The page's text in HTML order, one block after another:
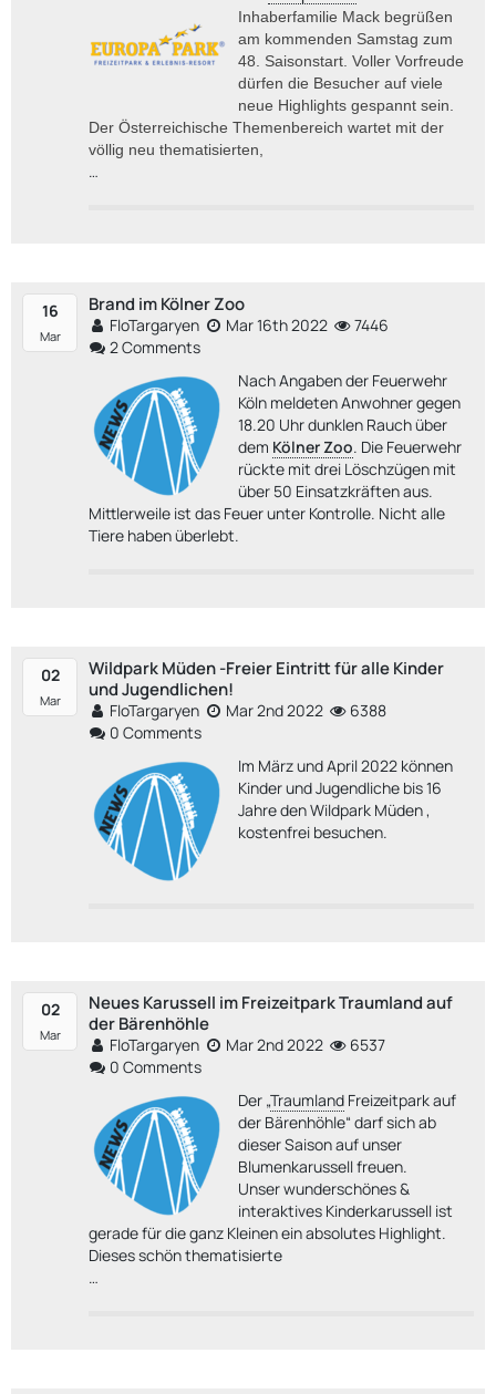
Inhaberfamilie Mack begrüßen
am kommenden Samstag zum
48. Saisonstart. Voller Vorfreude
dürfen die Besucher auf viele
neue Highlights gespannt sein.
Der Österreichische Themenbereich wartet mit der
völlig neu thematisierten,
…
16
Mar
Brand im Kölner Zoo
FloTargaryen Mar 16th 2022
7446
2 Comments
Nach Angaben der Feuerwehr
Köln meldeten Anwohner gegen
18.20 Uhr dunklen Rauch über
dem Kölner Zoo. Die Feuerwehr
rückte mit drei Löschzügen mit
über 50 Einsatzkräften aus.
Mittlerweile ist das Feuer unter Kontrolle. Nicht alle
Tiere haben überlebt.
02
Mar
Wildpark Müden -Freier Eintritt für alle Kinder
und Jugendlichen!
FloTargaryen Mar 2nd 2022
6388
0 Comments
Im März und April 2022 können
Kinder und Jugendliche bis 16
Jahre den Wildpark Müden ,
kostenfrei besuchen.
02
Mar
Neues Karussell im Freizeitpark Traumland auf
der Bärenhöhle
FloTargaryen Mar 2nd 2022
6537
0 Comments
Der „Traumland Freizeitpark auf
der Bärenhöhle“ darf sich ab
dieser Saison auf unser
Blumenkarussell freuen.
Unser wunderschönes &
interaktives Kinderkarussell ist
gerade für die ganz Kleinen ein absolutes Highlight.
Dieses schön thematisierte
…